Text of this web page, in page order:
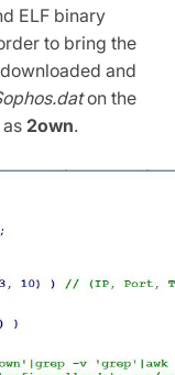
ELF binary
to bring the
and
on the
2own.